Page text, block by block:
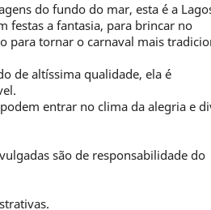
do fundo do mar, esta é a
festas a fantasia, para brincar no
para tornar o carnaval mais
de altíssima qualidade, ela é
entrar no clima da alegria e
são de responsabilidade do